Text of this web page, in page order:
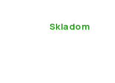
Skladom